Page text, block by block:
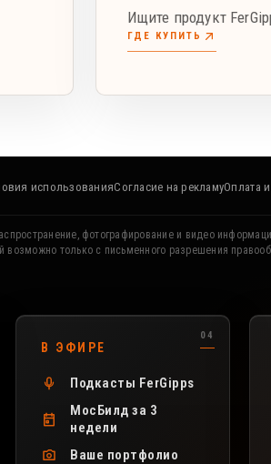
Ищите продукт
ГДЕ КУПИТЬ
использованияСогласие на рекламуОплата
фотографирование и видео
только с письменного разрешения
В ЭФИРЕ
Подкасты FerGipps
МосБилд за 3
недели
Ваше портфолио